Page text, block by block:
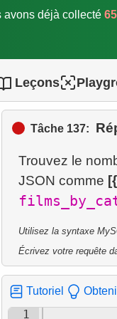
avons déjà collecté
Leçons
Tâche 137:
Trouvez le
JSON comme
Utilisez la syntaxe
Écrivez votre requête
Tutoriel
1